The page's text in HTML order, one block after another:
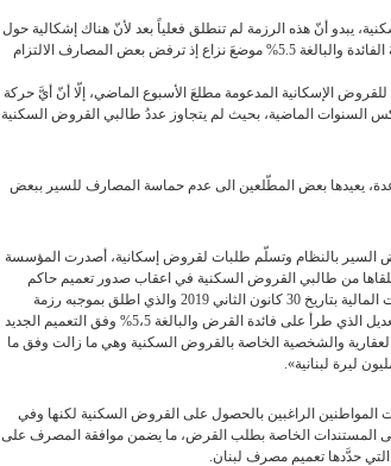
يبدو أنّ هذه الرزمة لم تنطلق فعلياً بعد لأنّ هناك إشكالية حول
حصة كل مصرف أو مؤسسة من هذه الرزمة، كما تشكّل نسبةُ الفائدة والبالغة 5.5% موضعَ نزاع إذ ترفض بعض المصارف الالتزام
الإسكانية المدعومة مطلعَ الأسبوع الماضي، إلّا أنّ أيَّ حركة
الماضية، بحيث لم يتجاوز عددُ طالبي القروض السكنية
يعيدها بعض المطّلعين الى عدم حماسة المصارف للسير ببعض
بالنظام وتسلّم طلبات لقروض إسكانية، أصدرت المؤسسة
من طالبي القروض السكنية في اعقاب صدور تعميم حاكم
مصرف لبنان (وسيط 515) الموجَّه الى المصارف والمؤسسات المالية بتاريخ 30 كانون الثاني 2019 والذي اطلق بموجبه رزمة
جديدة من القروض السكنية، وأكدت في بيان أنه «عدا عن التعديل الذي طرأ على فائدة القرض والبالغة 5،5% وفق التعميم الجديد
والشخصية الخاصة بالقروض السكنية وهي ما زالت وفق ما
المواطنين الراغبين بالحصول على القروض السكنية لكنها وفي
المستندات الخاصة بطلب القرض، ما يضمن موافقة المصرف على
حدَّدها تعميم مصرف لبنان.